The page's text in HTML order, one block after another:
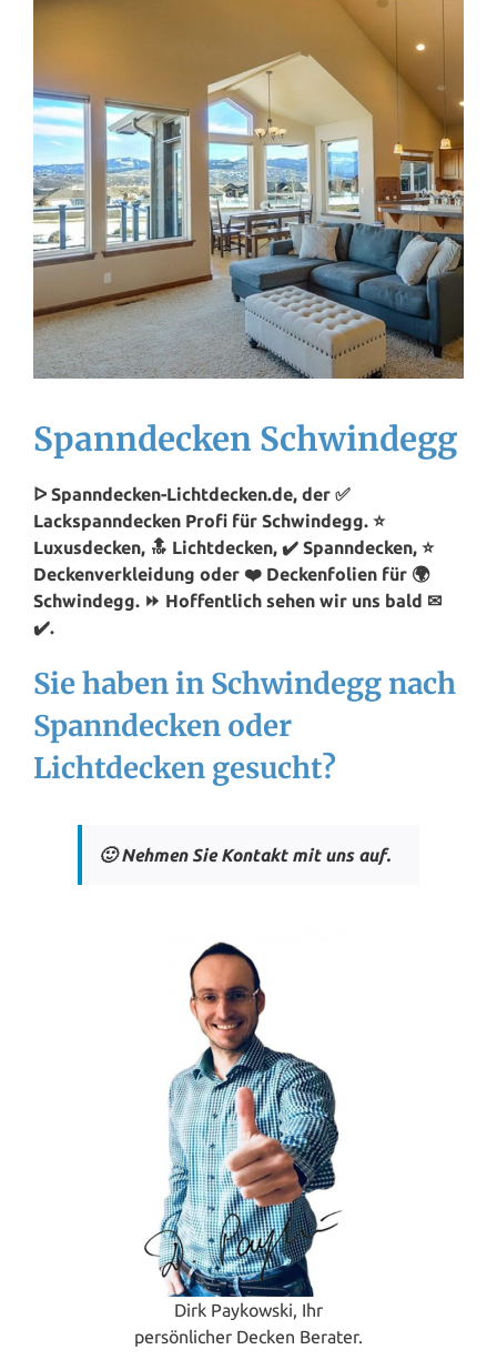
Spanndecken Schwindegg
ᐅ Spanndecken-Lichtdecken.de, der ✅
Lackspanndecken Profi für Schwindegg. ⭐
Luxusdecken, 🔝 Lichtdecken, ✔️ Spanndecken, ⭐
Deckenverkleidung oder ❤️ Deckenfolien für 🌍
Schwindegg. ⏩ Hoffentlich sehen wir uns bald ✉
✔️.
Sie haben in Schwindegg nach
Spanndecken oder
Lichtdecken gesucht?
🙂 Nehmen Sie Kontakt mit uns auf.
Dirk Paykowski, Ihr
persönlicher Decken Berater.